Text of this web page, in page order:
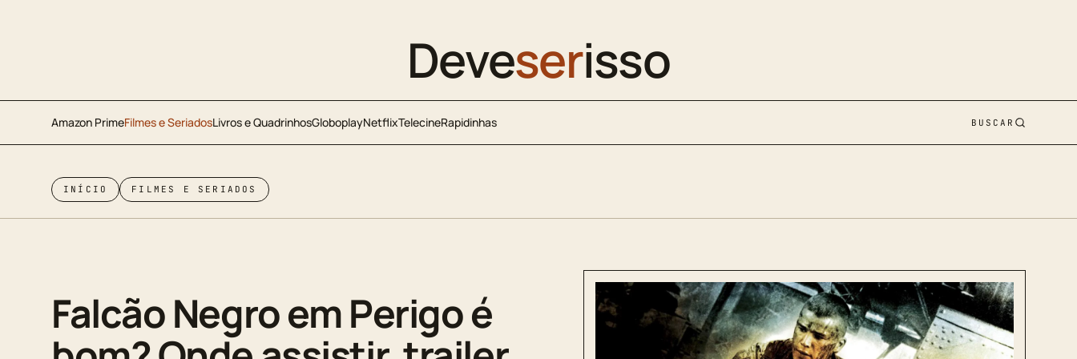
Deveserisso
Amazon PrimeFilmes e SeriadosLivros e QuadrinhosGloboplayNetflixTelecineRapidinhas BUSCAR
INÍCIO FILMES E SERIADOS
Falcão Negro em Perigo é